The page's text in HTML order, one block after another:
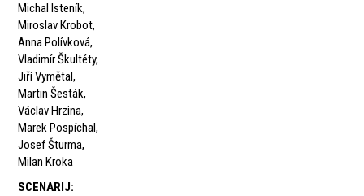
Michal Isteník,
Miroslav Krobot,
Anna Polívková,
Vladimír Škultéty,
Jiří Vymětal,
Martin Šesták,
Václav Hrzina,
Marek Pospíchal,
Josef Šturma,
Milan Kroka
SCENARIJ: